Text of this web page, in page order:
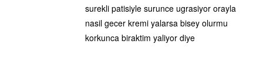
surekli patisiyle surunce ugrasiyor orayla
nasil gecer kremi yalarsa bisey olurmu
korkunca biraktim yaliyor diye